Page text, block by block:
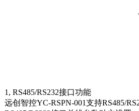
1, RS485/RS232接口功能
远创智控YC-RSPN-001支持RS485/